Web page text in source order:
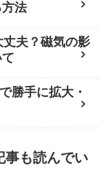
法
夫？磁気の影
勝手に拡大・
事も読んでい